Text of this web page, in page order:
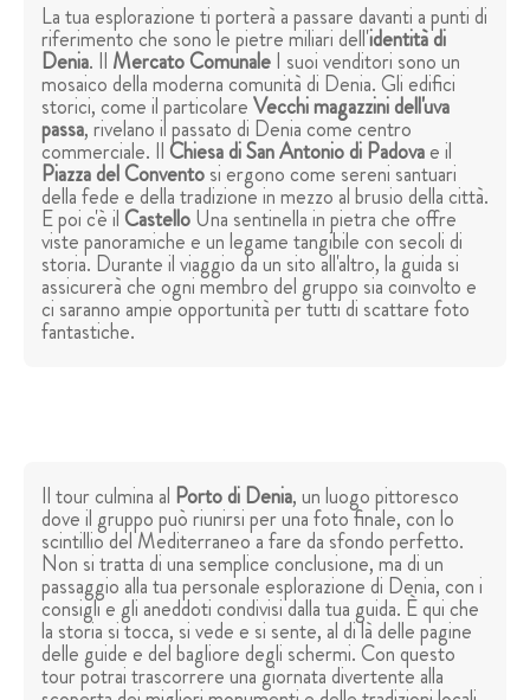
La tua esplorazione ti porterà a passare davanti a punti di
riferimento che sono le pietre miliari dell'identità di
Denia. Il Mercato ComunaleI suoi venditori sono un
mosaico della moderna comunità di Denia. Gli edifici
storici, come il particolareVecchi magazzini dell'uva
passa, rivelano il passato di Denia come centro
commerciale. IlChiesa di San Antonio di Padovae il
Piazza del Conventosi ergono come sereni santuari
della fede e della tradizione in mezzo al brusio della città.
E poi c'è ilCastelloUna sentinella in pietra che offre
viste panoramiche e un legame tangibile con secoli di
storia. Durante il viaggio da un sito all'altro, la guida si
assicurerà che ogni membro del gruppo sia coinvolto e
ci saranno ampie opportunità per tutti di scattare foto
fantastiche.
Il tour culmina al Portodi Denia, un luogo pittoresco
dove il gruppo può riunirsi per una foto finale, con lo
scintillio del Mediterraneo a fare da sfondo perfetto.
Non si tratta di una semplice conclusione, ma di un
passaggio alla tua personale esplorazione di Denia, con i
consigli e gli aneddoti condivisi dalla tua guida. È qui che
la storia si tocca, si vede e si sente, al di là delle pagine
delle guide e del bagliore degli schermi. Con questo
tour potrai trascorrere una giornata divertente alla